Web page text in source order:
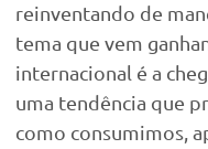
reinventando de
tema que vem
internacional é a
uma tendência que
como consumimos,